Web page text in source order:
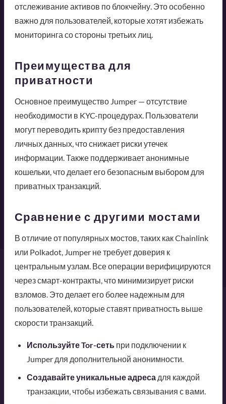
отслеживание активов по блокчейну. Это особенно
важно для пользователей, которые хотят избежать
мониторинга со стороны третьих лиц.
Преимущества для
приватности
Основное преимущество Jumper — отсутствие
необходимости в KYC-процедурах. Пользователи
могут переводить крипту без предоставления
личных данных, что снижает риски утечек
информации. Также поддерживает анонимные
кошельки, что делает его безопасным выбором для
приватных транзакций.
Сравнение с другими мостами
В отличие от популярных мостов, таких как Chainlink
или Polkadot, Jumper не требует доверия к
центральным узлам. Все операции верифицируются
через смарт-контракты, что минимизирует риски
взломов. Это делает его более надежным для
пользователей, которые ставят приватность выше
скорости транзакций.
Используйте Tor-сетьпри подключении к
Jumper для дополнительной анонимности.
Создавайте уникальные адресадля каждой
транзакции, чтобы избежать связывания с вами.